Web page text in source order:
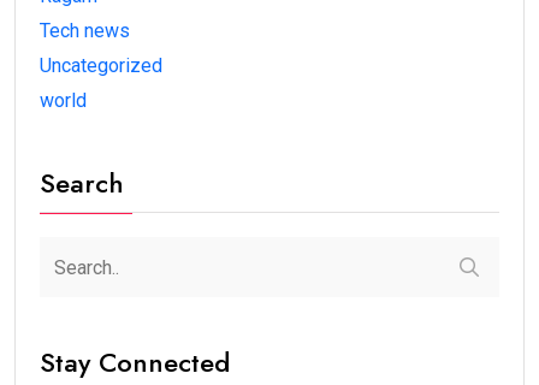
Tech news
Uncategorized
world
Search
Stay Connected